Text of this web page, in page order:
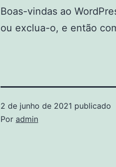
Boas-vindas ao
ou exclua-o, e então
2 de junho de 2021 publicado
Por admin